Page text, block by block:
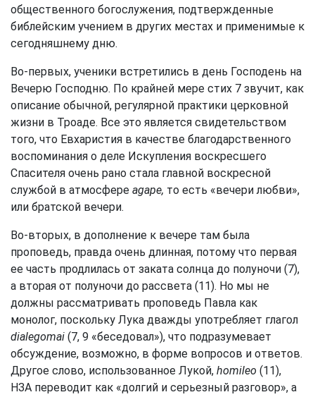
общественного богослужения, подтвержденные
библейским учением в других местах и применимые к
сегодняшнему дню.
Во-первых, ученики встретились в день Господень на
Вечерю Господню. По крайней мере стих 7 звучит, как
описание обычной, регулярной практики церковной
жизни в Троаде. Все это является свидетельством
того, что Евхаристия в качестве благодарственного
воспоминания о деле Искупления воскресшего
Спасителя очень рано стала главной воскресной
службой в атмосфере agape, то есть «вечери любви»,
или братской вечери.
Во-вторых, в дополнение к вечере там была
проповедь, правда очень длинная, потому что первая
ее часть продлилась от заката солнца до полуночи (7),
а вторая от полуночи до рассвета (11). Но мы не
должны рассматривать проповедь Павла как
монолог, поскольку Лука дважды употребляет глагол
dialegomai (7, 9 «беседовал»), что подразумевает
обсуждение, возможно, в форме вопросов и ответов.
Другое слово, использованное Лукой, homileo (11),
НЗА переводит как «долгий и серьезный разговор», а